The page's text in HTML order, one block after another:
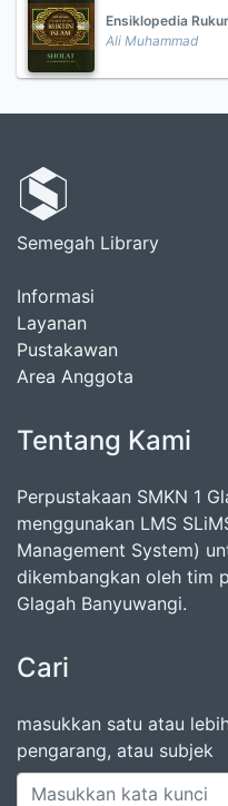
Ensiklopedia
Ali Muhammad
Semegah Library
Informasi
Layanan
Pustakawan
Area Anggota
Tentang Kami
Perpustakaan SMKN 1
menggunakan LMS
Management System)
dikembangkan oleh tim
Glagah Banyuwangi.
Cari
masukkan satu atau
pengarang, atau subjek